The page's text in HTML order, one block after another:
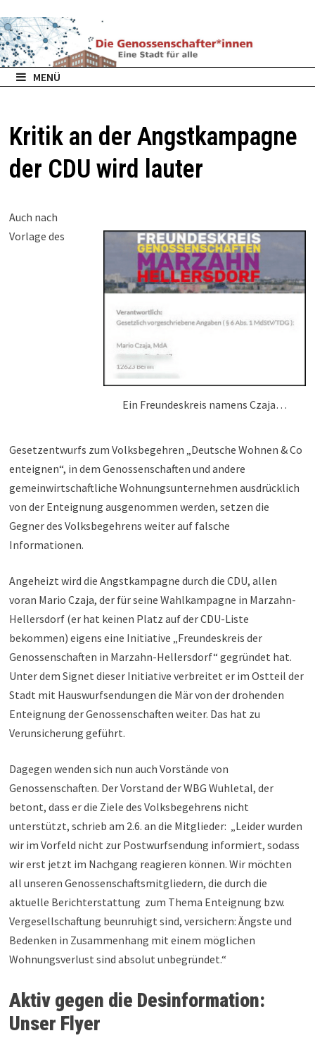
zum
Inhalt
MENÜ
Kritik an der Angstkampagne
der CDU wird lauter
Ein Freundeskreis namens Czaja…
Auch nach
Vorlage des
Gesetzentwurfs zum Volksbegehren „Deutsche Wohnen & Co
enteignen“, in dem Genossenschaften und andere
gemeinwirtschaftliche Wohnungsunternehmen ausdrücklich
von der Enteignung ausgenommen werden, setzen die
Gegner des Volksbegehrens weiter auf falsche
Informationen.
Angeheizt wird die Angstkampagne durch die CDU, allen
voran Mario Czaja, der für seine Wahlkampagne in Marzahn-
Hellersdorf (er hat keinen Platz auf der CDU-Liste
bekommen) eigens eine Initiative „Freundeskreis der
Genossenschaften in Marzahn-Hellersdorf“ gegründet hat.
Unter dem Signet dieser Initiative verbreitet er im Ostteil der
Stadt mit Hauswurfsendungen die Mär von der drohenden
Enteignung der Genossenschaften weiter. Das hat zu
Verunsicherung geführt.
Dagegen wenden sich nun auch Vorstände von
Genossenschaften. Der Vorstand der WBG Wuhletal, der
betont, dass er die Ziele des Volksbegehrens nicht
unterstützt, schrieb am 2.6. an die Mitglieder: „Leider wurden
wir im Vorfeld nicht zur Postwurfsendung informiert, sodass
wir erst jetzt im Nachgang reagieren können. Wir möchten
all unseren Genossenschaftsmitgliedern, die durch die
aktuelle Berichterstattung zum Thema Enteignung bzw.
Vergesellschaftung beunruhigt sind, versichern: Ängste und
Bedenken in Zusammenhang mit einem möglichen
Wohnungsverlust sind absolut unbegründet.“
Aktiv gegen die Desinformation:
Unser Flyer